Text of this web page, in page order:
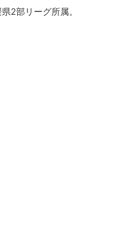
2部リーグ所属。